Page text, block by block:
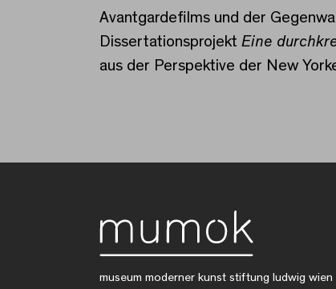
Avantgardefilms und der
Dissertationsprojekt Eine
aus der Perspektive der New
museum moderner kunst stiftung ludwig wien